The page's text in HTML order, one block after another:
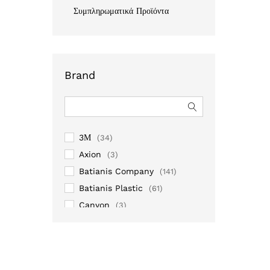
Συμπληρωματικά Προϊόντα
Brand
3Μ (34)
Axion (3)
Batianis Company (141)
Batianis Plastic (61)
Canyon (3)